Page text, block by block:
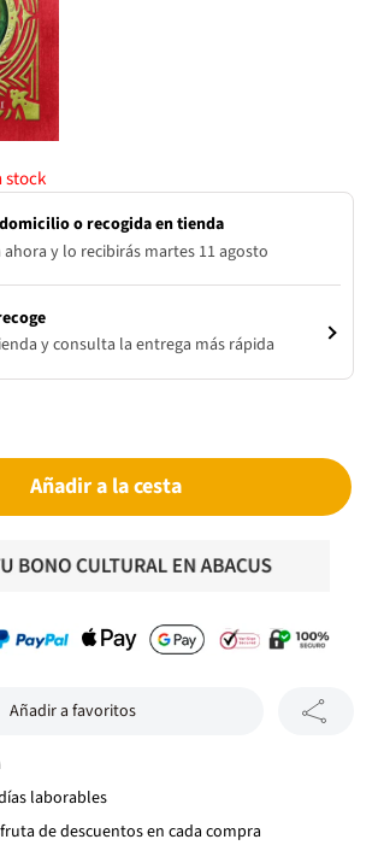
stock
o recogida en tienda
y lo recibirás martes 11 agosto
y consulta la entrega más rápida
Añadir a la cesta
Añadir a favoritos
laborables
de descuentos en cada compra